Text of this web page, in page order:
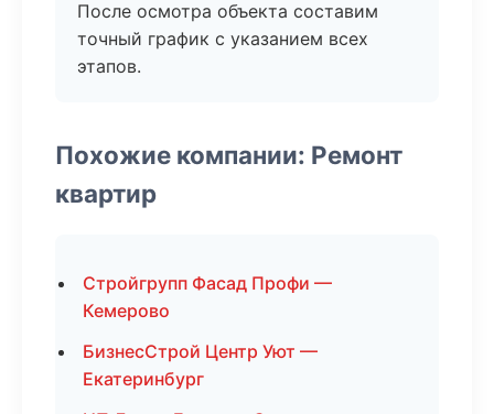
После осмотра объекта составим
точный график с указанием всех
этапов.
Похожие компании: Ремонт
квартир
Стройгрупп Фасад Профи —
Кемерово
БизнесСтрой Центр Уют —
Екатеринбург